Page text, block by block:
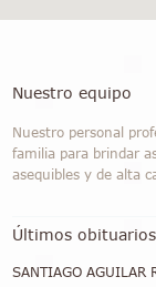
Nuestro equipo
Nuestro personal
familia para brindar
asequibles y de alta
Últimos obituarios
SANTIAGO AGUILAR